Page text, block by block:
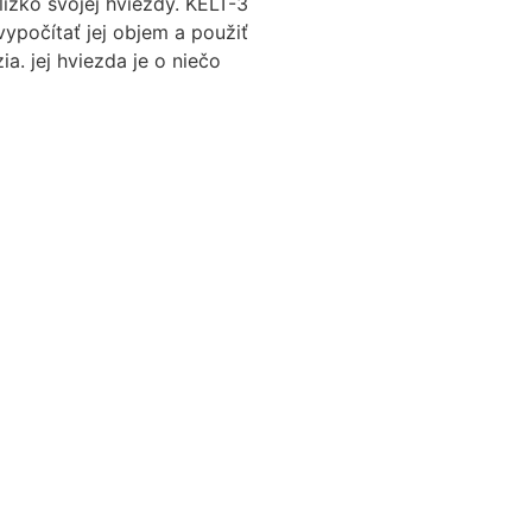
jej objem a použiť
jej hviezda je o niečo